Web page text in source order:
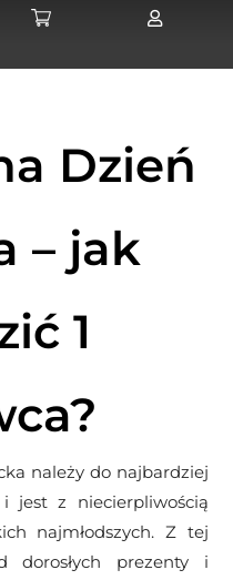
Dzień
– jak
1
należy do najbardziej
jest z niecierpliwością
najmłodszych. Z tej
dorosłych prezenty i